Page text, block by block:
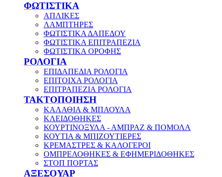
ΦΩΤΙΣΤΙΚΑ
ΑΠΛΙΚΕΣ
ΛΑΜΠΤΗΡΕΣ
ΦΩΤΙΣΤΙΚΑ ΔΑΠΕΔΟΥ
ΦΩΤΙΣΤΙΚΑ ΕΠΙΤΡΑΠΕΖΙΑ
ΦΩΤΙΣΤΙΚΑ ΟΡΟΦΗΣ
ΡΟΛΟΓΙΑ
ΕΠΙΔΑΠΕΔΙΑ ΡΟΛΟΓΙΑ
ΕΠΙΤΟΙΧΑ ΡΟΛΟΓΙΑ
ΕΠΙΤΡΑΠΕΖΙΑ ΡΟΛΟΓΙΑ
ΤΑΚΤΟΠΟΙΗΣΗ
ΚΑΛΑΘΙΑ & ΜΠΑΟΥΛΑ
ΚΛΕΙΔΟΘΗΚΕΣ
ΚΟΥΡΤΙΝΟΞΥΛΑ - ΑΜΠΡΑΖ & ΠΟΜΟΛΑ
ΚΟΥΤΙΑ & ΜΠΙΖΟΥΤΙΕΡΕΣ
ΚΡΕΜΑΣΤΡΕΣ & ΚΑΛΟΓΕΡΟΙ
ΟΜΠΡΕΛΟΘΗΚΕΣ & ΕΦΗΜΕΡΙΔΟΘΗΚΕΣ
ΣΤΟΠ ΠΟΡΤΑΣ
ΑΞΕΣΟΥΑΡ